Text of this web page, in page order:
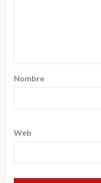
Nombre
Web